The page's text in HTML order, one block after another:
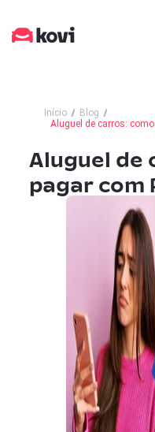
Início
Blog
Aluguel de carros:
Aluguel de
pagar com